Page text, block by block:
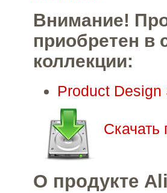
Внимание!
приобретен в
коллекции:
Product
О продукте